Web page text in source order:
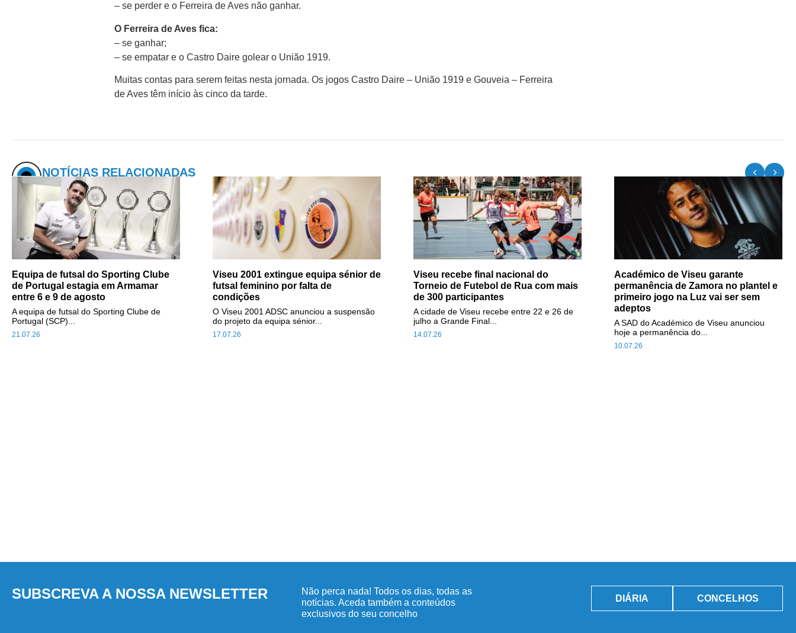
– se perder e o Ferreira de Aves não ganhar.
O Ferreira de Aves fica:
– se ganhar;
– se empatar e o Castro Daire golear o União 1919.
Muitas contas para serem feitas nesta jornada. Os jogos Castro Daire – União 1919 e Gouveia – Ferreira
de Aves têm início às cinco da tarde.
NOTÍCIAS RELACIONADAS
Equipa de futsal do Sporting Clube
de Portugal estagia em Armamar
entre 6 e 9 de agosto
21.07.26
A equipa de futsal do Sporting Clube de
Portugal (SCP)...
Viseu 2001 extingue equipa sénior de
futsal feminino por falta de
condições
17.07.26
O Viseu 2001 ADSC anunciou a suspensão
do projeto da equipa sénior...
Viseu recebe final nacional do
Torneio de Futebol de Rua com mais
de 300 participantes
14.07.26
A cidade de Viseu recebe entre 22 e 26 de
julho a Grande Final...
Académico de Viseu garante
permanência de Zamora no plantel e
primeiro jogo na Luz vai ser sem
adeptos
10.07.26
A SAD do Académico de Viseu anunciou
hoje a permanência do...
SUBSCREVA A NOSSA NEWSLETTER
Não perca nada! Todos os dias, todas as
notícias. Aceda também a conteúdos
exclusivos do seu concelho
DIÁRIA CONCELHOS